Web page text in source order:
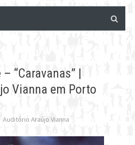
“Caravanas” |
Vianna em Porto
Auditório Araújo Vianna